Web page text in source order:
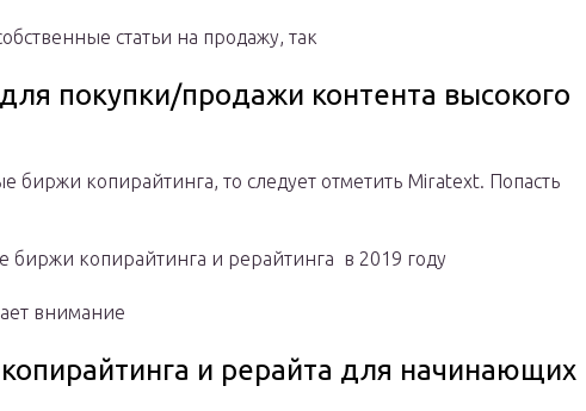
статьи на продажу, так
покупки/продажи контента высокого
биржи копирайтинга, то следует отметить Miratext. Попасть
биржи копирайтинга и рерайтинга в 2019 году
внимание
и рерайта для начинающих